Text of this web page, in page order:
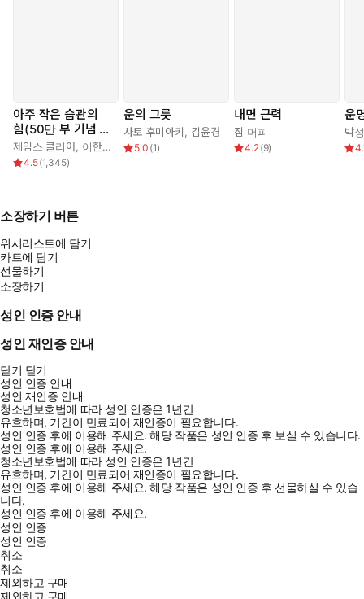
스》
◆ 세계적 베스트셀러 《무기가 되는 스토리》 도널드 밀러의 신작
◆ ‘뭐든 되는’ 사람으로 거듭나는 인생 공략집
다’는 패배주의에 빠진 사람들에게 죽비 같은 깨달음을 주는 인생
공략 안내서다.
수천 개의 기업들을 컨설팅하며 찾아낸 ‘성공 패턴’을 분석하여, 위
기에 빠진 기업들을 구원한 책 《무기가 되는 스토리》로 베스트셀
러 작가 반열에 오른 도널드 밀러. 그가 이번에는 좌절과 포기가 일
치 수학 공식처럼 단순하고 명쾌하며 흔들림이 없다.
소설이나 영화처럼 우리 삶에도 네 가지 캐릭터가 있다. 빌런, 조력
터로 행동하느냐에 따라 삶의 향방과 인생 스토리가 완전히 달라진
다는 것이다. ‘될놈될’의 세상에서 자신을 ‘안 될 놈’으로 여기게 된
사람들을 향해, 혹시 제대로 시작도 해보지 못한 채 자기 환멸 속에
살아가고 있지는 않은지, 그 굴레를 깨트리고 싶다면 어떤 선택을
해야 하는지 선명하게 보여준다.
수많은 자기계발서에 나오는 뻔하고 흔한 내용이 담겨 있다고 생각
하면 오산이다. “인생을 운명에 맡기고 싶지 않은 사람들을 위한 환
상적인 책”이라는 평가를 받으며 출간된 지 1년이 지난 현재도 실시
간으로 리뷰가 쌓일 만큼, 책이 지닌 힘은 강력하다. 15년 넘게 연구
하며 찾아낸 ‘되는 사람의 패턴’을 한 권의 단단한 책으로 응축했기
때문이다. 또한 누구나 적용할 수 있도록 그 패턴을 매우 단순화하여
명시했기 때문이다.
아주 작은 습관의
힘(50만 부 기념 스
페셜 에디션)
제임스 클리어 이한이
4.5(1,345)
운의 그릇
사토 후미아키 김윤경
5.0 (1)
내면 근력
짐 머피
4.2(9)
운
박
소장하기 버튼
위시리스트에 담기
카트에 담기
선물하기
소장하기
성인 인증 안내
성인 재인증 안내
닫기 닫기
성인 인증 안내
성인 재인증 안내
청소년보호법에 따라 성인 인증은 1년간
유효하며, 기간이 만료되어 재인증이 필요합니다.
성인 인증 후에 이용해 주세요.해당 작품은 성인 인증 후 보실 수 있습니다.
성인 인증 후에 이용해 주세요.
청소년보호법에 따라 성인 인증은 1년간
유효하며, 기간이 만료되어 재인증이 필요합니다.
성인 인증 후에 이용해 주세요.해당 작품은 성인 인증 후 선물하실 수 있습
니다.
성인 인증 후에 이용해 주세요.
성인 인증
성인 인증
취소
취소
제외하고 구매